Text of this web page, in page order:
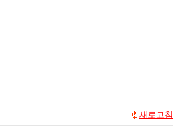
새로고침